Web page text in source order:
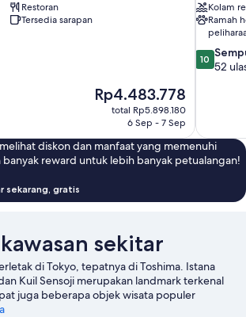
Restoran
Tersedia sarapan
Harga
sekarang
Rp4.483.778
Rp4.483.778
total Rp5.898.180
6 Sep - 7 Sep
Kolam
Ramah
10.0
dari
10
52
diskon dan manfaat yang memenuhi
banyak reward untuk lebih banyak petualangan!
sekarang, gratis
sekitar
di Tokyo, tepatnya di Toshima. Istana
Kuil Sensoji merupakan landmark terkenal
juga beberapa objek wisata populer
Shinjuku Gyoen serta Disneyland®